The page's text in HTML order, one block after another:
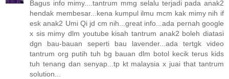
Bagus info mimy....tantrum mmg selalu terjadi pada anak2
hendak membesar...kena kumpul ilmu mcm kak mimy nih if
esk anak2 Umi Qi jd cm nih...great info...ada pernah google
x sis mimy dlm youtube kisah tantrum anak2 boleh diatasi
dgn bau-bauan seperti bau lavender...ada tertgk video
tantrum org putih tuh bg bauan dlm botol kecik terus kids
tuh tenang dan senyap...tp kt malaysia x juai that tantrum
solution...